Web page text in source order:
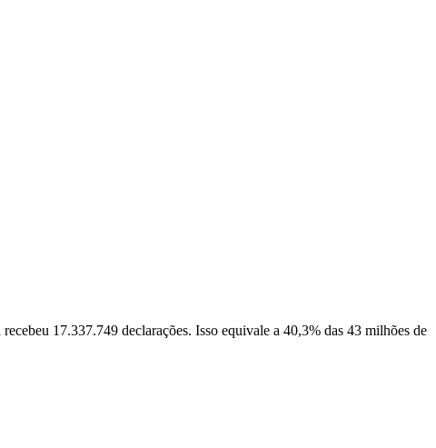
17.337.749 declarações. Isso equivale a 40,3% das 43 milhões de